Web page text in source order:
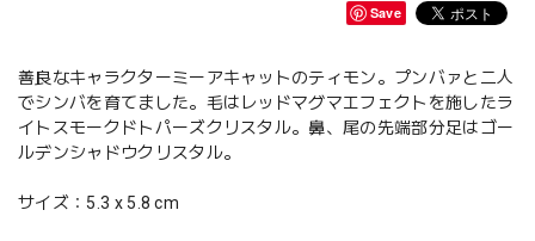
Save
善良なキャラクターミーアキャットのティモン。プンバァと二人
でシンバを育てました。毛はレッドマグマエフェクトを施したラ
イトスモークドトパーズクリスタル。鼻、尾の先端部分足はゴー
ルデンシャドウクリスタル。
サイズ：5.3 x 5.8 cm